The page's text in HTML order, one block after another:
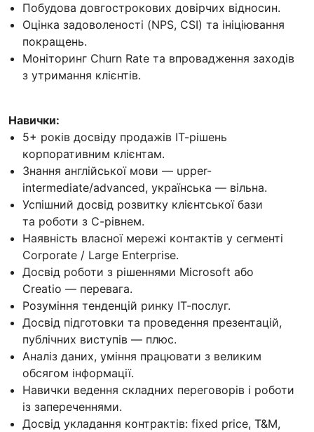
Побудова довгострокових довірчих відносин.
Оцінка задоволеності (NPS, CSI) та ініціювання
покращень.
Моніторинг Churn Rate та впровадження заходів
з утримання клієнтів.
Навички:
5+ років досвіду продажів ІТ-рішень
корпоративним клієнтам.
Знання англійської мови — upper-
intermediate/advanced, українська — вільна.
Успішний досвід розвитку клієнтської бази
та роботи з С-рівнем.
Наявність власної мережі контактів у сегменті
Corporate / Large Enterprise.
Досвід роботи з рішеннями Microsoft або
Creatio — перевага.
Розуміння тенденцій ринку ІТ-послуг.
Досвід підготовки та проведення презентацій,
публічних виступів — плюс.
Аналіз даних, уміння працювати з великим
обсягом інформації.
Навички ведення складних переговорів і роботи
із запереченнями.
Досвід укладання контрактів: fixed price, T&M,